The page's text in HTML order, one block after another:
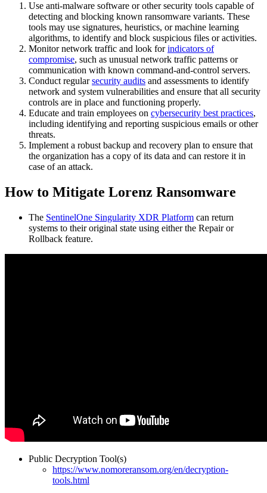
Use anti-malware software or other security tools capable of
detecting and blocking known ransomware variants. These
tools may use signatures, heuristics, or machine learning
algorithms, to identify and block suspicious files or activities.
Monitor network traffic and look forindicators of
compromise, such as unusual network traffic patterns or
communication with known command-and-control servers.
Conduct regularsecurity audits and assessments to identify
network and system vulnerabilities and ensure that all security
controls are in place and functioning properly.
Educate and train employees on cybersecurity best practices,
including identifying and reporting suspicious emails or other
threats.
Implement a robust backup and recovery plan to ensure that
the organization has a copy of its data and can restore it in
case of an attack.
How to Mitigate Lorenz Ransomware
The SentinelOne Singularity XDR Platform can return
systems to their original state using either the Repair or
Rollback feature.
Public Decryption Tool(s)
https://www.nomoreransom.org/en/decryption-
tools.html